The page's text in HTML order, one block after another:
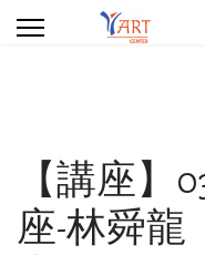
【講座】
座-林舜龍